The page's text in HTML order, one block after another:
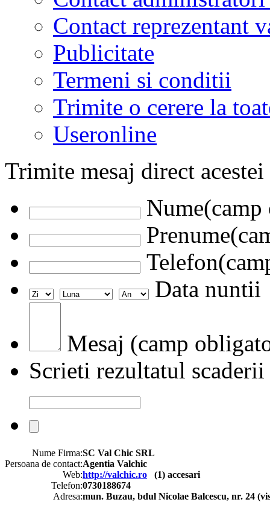
Contact reprezentant
Publicitate
Termeni si conditii
Trimite o cerere la
Useronline
Trimite mesaj direct
Data nuntii
Mesaj (camp
Scrieti rezultatul scaderii
Nume Firma:SC Val Chic SRL
Persoana de contact:Agentia Valchic
Web:http://valchic.ro (1) accesari
Telefon:0730188674
Adresa:mun. Buzau, bdul Nicolae Balcescu, nr. 24